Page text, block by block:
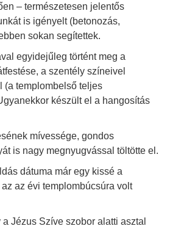
– természetesen jelentős
is igényelt (betonozás,
sokan segítettek.
egyidejűleg történt meg a
a szentély színeivel
(a templombelső teljes
készült el a hangosítás
mívessége, gondos
is nagy megnyugvással töltötte el.
dátuma már egy kissé a
az évi templombúcsúra volt
Jézus Szíve szobor alatti asztal